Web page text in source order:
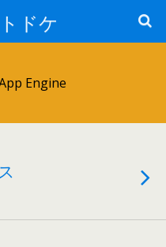
ドケ
Engine